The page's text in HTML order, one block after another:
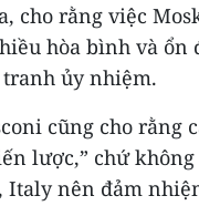
cho rằng việc
hòa bình và ổn
ủy nhiệm.
cũng cho rằng
lược,” chứ
Italy nên đảm